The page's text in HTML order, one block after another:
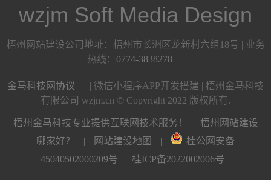
wzjm Soft Media Design
梧州网站建设公司地址：梧州市长洲区龙新村六组18号 | 业务
热线： 0774-3838278
金马科技网协议
| 微信小程序APP开发搭建 | 梧州金马科技
有限公司 wzjm.cn © Copyright 2022 版权所有.
梧州金马科技专业提供互联网技术服务！ |
梧州网站建设
哪家好？
| 网站建设地图 |
桂公网安备
45040502000209号
| 桂ICP备2022002006号